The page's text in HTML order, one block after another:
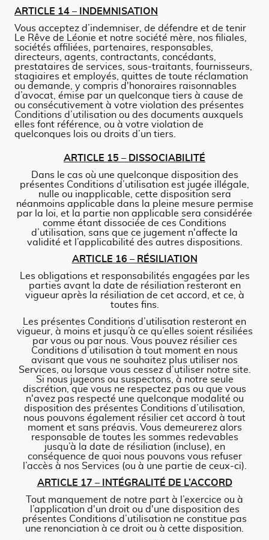
ARTICLE 14 – INDEMNISATION
Vous acceptez d’indemniser, de défendre et de tenir
Le Rêve de Léonie et notre société mère, nos filiales,
sociétés affiliées, partenaires, responsables,
directeurs, agents, contractants, concédants,
prestataires de services, sous-traitants, fournisseurs,
stagiaires et employés, quittes de toute réclamation
ou demande, y compris d'honoraires raisonnables
d’avocat, émise par un quelconque tiers à cause de
ou consécutivement à votre violation des présentes
Conditions d’utilisation ou des documents auxquels
elles font référence, ou à votre violation de
quelconques lois ou droits d’un tiers.
ARTICLE 15 – DISSOCIABILITÉ
Dans le cas où une quelconque disposition des
présentes Conditions d’utilisation est jugée illégale,
nulle ou inapplicable, cette disposition sera
néanmoins applicable dans la pleine mesure permise
par la loi, et la partie non applicable sera considérée
comme étant dissociée de ces Conditions
d’utilisation, sans que ce jugement n'affecte la
validité et l’applicabilité des autres dispositions.
ARTICLE 16 – RÉSILIATION
Les obligations et responsabilités engagées par les
parties avant la date de résiliation resteront en
vigueur après la résiliation de cet accord, et ce, à
toutes fins.
Les présentes Conditions d’utilisation resteront en
vigueur, à moins et jusqu’à ce qu’elles soient résiliées
par vous ou par nous. Vous pouvez résilier ces
Conditions d’utilisation à tout moment en nous
avisant que vous ne souhaitez plus utiliser nos
Services, ou lorsque vous cessez d’utiliser notre site.
Si nous jugeons ou suspectons, à notre seule
discrétion, que vous ne respectez pas ou que vous
n'avez pas respecté une quelconque modalité ou
disposition des présentes Conditions d’utilisation,
nous pouvons également résilier cet accord à tout
moment et sans préavis. Vous demeurerez alors
responsable de toutes les sommes redevables
jusqu’à la date de résiliation (incluse), en
conséquence de quoi nous pouvons vous refuser
l’accès à nos Services (ou à une partie de ceux-ci).
ARTICLE 17 – INTÉGRALITÉ DE L’ACCORD
Tout manquement de notre part à l’exercice ou à
l’application d'un droit ou d'une disposition des
présentes Conditions d’utilisation ne constitue pas
une renonciation à ce droit ou à cette disposition.